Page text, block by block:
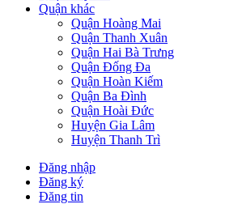
Quận khác
Quận Hoàng Mai
Quận Thanh Xuân
Quận Hai Bà Trưng
Quận Đống Đa
Quận Hoàn Kiếm
Quận Ba Đình
Quận Hoài Đức
Huyện Gia Lâm
Huyện Thanh Trì
Đăng nhập
Đăng ký
Đăng tin